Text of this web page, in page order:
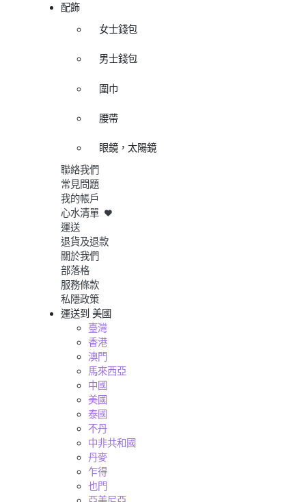
配飾
女士錢包
男士錢包
圍巾
腰帶
眼鏡，太陽鏡
聯絡我們
常見問題
我的帳戶
心水清單
運送
退貨及退款
關於我們
部落格
服務條款
私隱政策
運送到 美國
臺灣
香港
澳門
馬來西亞
中國
美國
泰國
不丹
中非共和國
丹麥
乍得
也門